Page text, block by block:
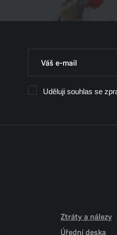
Uděluji souhlas se
Ztráty a nálezy
Úřední deska